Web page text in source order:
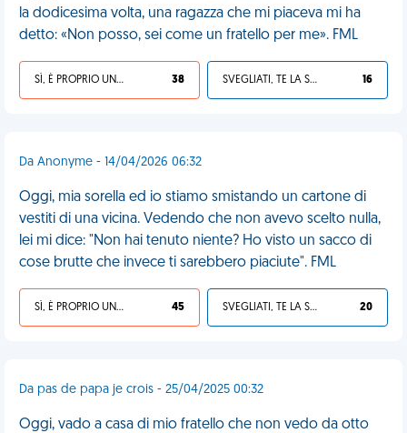
la dodicesima volta, una ragazza che mi piaceva mi ha
detto: «Non posso, sei come un fratello per me». FML
SÌ, È PROPRIO UNA VDM! 38 SVEGLIATI, TE LA SEI CERCATA! 16
Da Anonyme - 14/04/2026 06:32
Oggi, mia sorella ed io stiamo smistando un cartone di
vestiti di una vicina. Vedendo che non avevo scelto nulla,
lei mi dice: "Non hai tenuto niente? Ho visto un sacco di
cose brutte che invece ti sarebbero piaciute". FML
SÌ, È PROPRIO UNA VDM! 45 SVEGLIATI, TE LA SEI CERCATA! 20
Da pas de papa je crois - 25/04/2025 00:32
Oggi, vado a casa di mio fratello che non vedo da otto